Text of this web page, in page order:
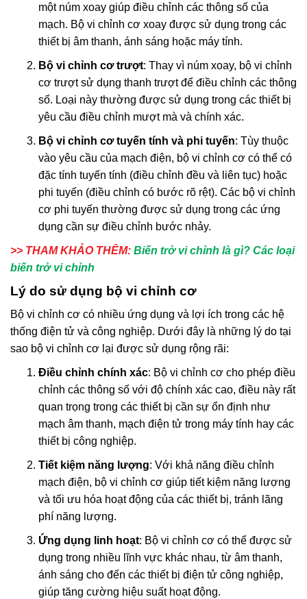
một núm xoay giúp điều chỉnh các thông số của
mạch. Bộ vi chỉnh cơ xoay được sử dụng trong các
thiết bị âm thanh, ánh sáng hoặc máy tính.
Bộ vi chỉnh cơ trượt: Thay vì núm xoay, bộ vi chỉnh
cơ trượt sử dụng thanh trượt để điều chỉnh các thông
số. Loại này thường được sử dụng trong các thiết bị
yêu cầu điều chỉnh mượt mà và chính xác.
Bộ vi chỉnh cơ tuyến tính và phi tuyến: Tùy thuộc
vào yêu cầu của mạch điện, bộ vi chỉnh cơ có thể có
đặc tính tuyến tính (điều chỉnh đều và liên tục) hoặc
phi tuyến (điều chỉnh có bước rõ rệt). Các bộ vi chỉnh
cơ phi tuyến thường được sử dụng trong các ứng
dụng cần sự điều chỉnh bước nhảy.
>> THAM KHẢO THÊM: Biến trở vi chỉnh là gì? Các loại
biến trở vi chỉnh
Lý do sử dụng bộ vi chỉnh cơ
Bộ vi chỉnh cơ có nhiều ứng dụng và lợi ích trong các hệ
thống điện tử và công nghiệp. Dưới đây là những lý do tại
sao bộ vi chỉnh cơ lại được sử dụng rộng rãi:
Điều chỉnh chính xác: Bộ vi chỉnh cơ cho phép điều
chỉnh các thông số với độ chính xác cao, điều này rất
quan trọng trong các thiết bị cần sự ổn định như
mạch âm thanh, mạch điện tử trong máy tính hay các
thiết bị công nghiệp.
Tiết kiệm năng lượng: Với khả năng điều chỉnh
mạch điện, bộ vi chỉnh cơ giúp tiết kiệm năng lượng
và tối ưu hóa hoạt động của các thiết bị, tránh lãng
phí năng lượng.
Ứng dụng linh hoạt: Bộ vi chỉnh cơ có thể được sử
dụng trong nhiều lĩnh vực khác nhau, từ âm thanh,
ánh sáng cho đến các thiết bị điện tử công nghiệp,
giúp tăng cường hiệu suất hoạt động.